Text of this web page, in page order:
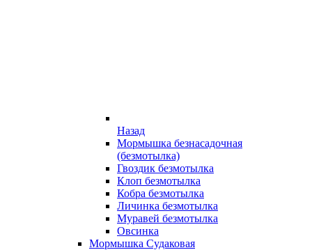
Назад
Мормышка безнасадочная
(безмотылка)
Гвоздик безмотылка
Клоп безмотылка
Кобра безмотылка
Личинка безмотылка
Муравей безмотылка
Овсинка
Мормышка Судаковая